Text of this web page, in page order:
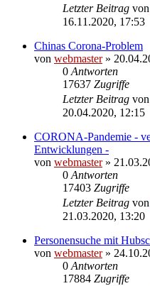
Letzter Beitrag von
16.11.2020, 17:53
Chinas Corona-Problem
von webmaster»
0 Antworten
17637 Zugriffe
Letzter Beitrag von
20.04.2020, 12:15
CORONA-Pandemie -
Entwicklungen -
von webmaster»
0 Antworten
17403 Zugriffe
Letzter Beitrag von
21.03.2020, 13:20
Personensuche mit
von webmaster»
0 Antworten
17884 Zugriffe